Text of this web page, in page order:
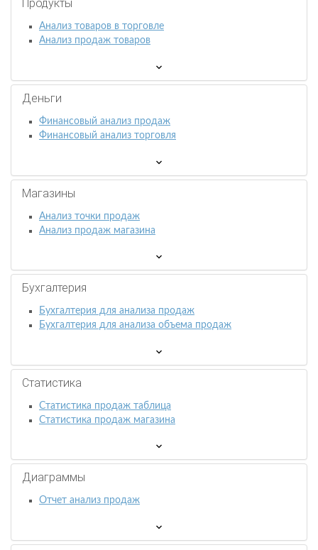
Продукты
Анализ товаров в торговле
Анализ продаж товаров
Деньги
Финансовый анализ продаж
Финансовый анализ торговля
Магазины
Анализ точки продаж
Анализ продаж магазина
Бухгалтерия
Бухгалтерия для анализа продаж
Бухгалтерия для анализа объема продаж
Статистика
Статистика продаж таблица
Статистика продаж магазина
Диаграммы
Отчет анализ продаж